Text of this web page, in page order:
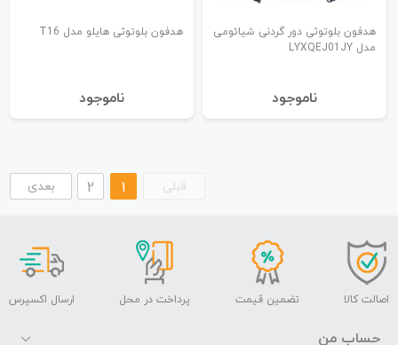
هدفون بلوتوثی دور گردنی شیائومی
مدل LYXQEJ01JY
نا‌موجود
هدفون بلوتوثی هایلو مدل T16
نا‌موجود
قبلی 1
2 بعدی
اصالت کالا تضمین قیمت پرداخت در محل ارسال اکسپرس
حساب من